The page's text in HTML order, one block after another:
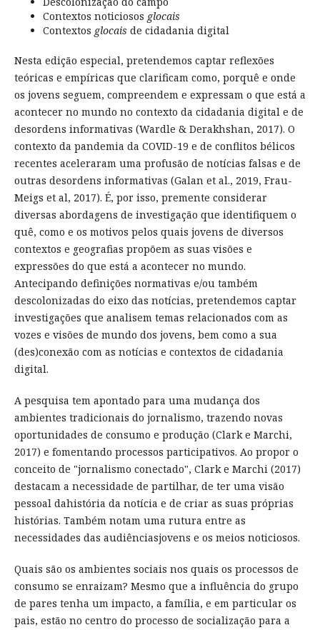
Contextos noticiosos glocais
Contextos glocais de cidadania digital
Nesta edição especial, pretendemos captar reflexões
teóricas e empíricas que clarificam como, porquê e onde
os jovens seguem, compreendem e expressam o que está a
acontecer no mundo no contexto da cidadania digital e de
desordens informativas (Wardle & Derakhshan, 2017). O
contexto da pandemia da COVID-19 e de conflitos bélicos
recentes aceleraram uma profusão de notícias falsas e de
outras desordens informativas (Galan et al., 2019, Frau-
Meigs et al, 2017). É, por isso, premente considerar
diversas abordagens de investigação que identifiquem o
quê, como e os motivos pelos quais jovens de diversos
contextos e geografias propõem as suas visões e
expressões do que está a acontecer no mundo.
Antecipando definições normativas e/ou também
descolonizadas do eixo das notícias, pretendemos captar
investigações que analisem temas relacionados com as
vozes e visões de mundo dos jovens, bem como a sua
(des)conexão com as notícias e contextos de cidadania
digital.
A pesquisa tem apontado para uma mudança dos
ambientes tradicionais do jornalismo, trazendo novas
oportunidades de consumo e produção (Clark e Marchi,
2017) e fomentando processos participativos. Ao propor o
conceito de "jornalismo conectado", Clark e Marchi (2017)
destacam a necessidade de partilhar, de ter uma visão
pessoal dahistória da notícia e de criar as suas próprias
histórias. Também notam uma rutura entre as
necessidades das audiênciasjovens e os meios noticiosos.
Quais são os ambientes sociais nos quais os processos de
consumo se enraizam? Mesmo que a influência do grupo
de pares tenha um impacto, a família, e em particular os
pais, estão no centro do processo de socialização para a